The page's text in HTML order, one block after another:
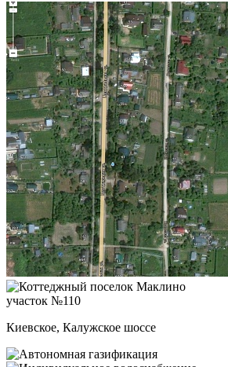
участок №110
Киевское, Калужское шоссе